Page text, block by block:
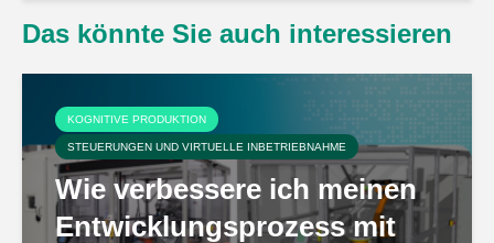
Das könnte Sie auch interessieren
KOGNITIVE PRODUKTION
STEUERUNGEN UND VIRTUELLE INBETRIEBNAHME
Wie verbessere ich meinen
Entwicklungsprozess mit